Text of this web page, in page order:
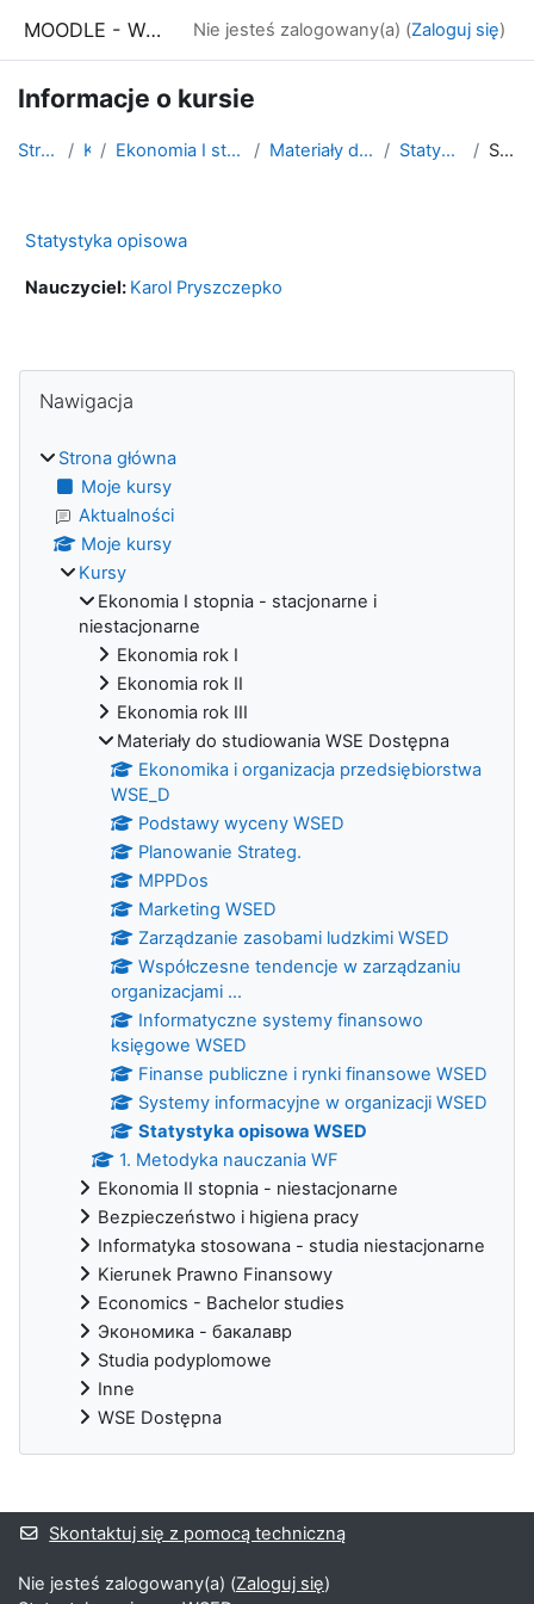
MOODLE - WSE Białystok Nie jesteś zalogowany(a) (Zaloguj się)
Informacje o kursie
Strona główna Kursy Ekonomia I stopnia - stacjonarne i niestacjonarne Materiały do studiowania WSE Dostępna Statystyka opisowa WSED Streszczenie
Statystyka opisowa
Nauczyciel: Karol Pryszczepko
Bloki
Nawigacja
Strona główna
Moje kursy
Aktualności
Moje kursy
Kursy
Ekonomia I stopnia - stacjonarne i
niestacjonarne
Ekonomia rok I
Ekonomia rok II
Ekonomia rok III
Materiały do studiowania WSE Dostępna
Ekonomika i organizacja przedsiębiorstwa
WSE_D
Podstawy wyceny WSED
Planowanie Strateg.
MPPDos
Marketing WSED
Zarządzanie zasobami ludzkimi WSED
Współczesne tendencje w zarządzaniu
organizacjami ...
Informatyczne systemy finansowo
księgowe WSED
Finanse publiczne i rynki finansowe WSED
Systemy informacyjne w organizacji WSED
Statystyka opisowa WSED
1. Metodyka nauczania WF
Ekonomia II stopnia - niestacjonarne
Bezpieczeństwo i higiena pracy
Informatyka stosowana - studia niestacjonarne
Kierunek Prawno Finansowy
Economics - Bachelor studies
Экономика - бакалавр
Studia podyplomowe
Inne
WSE Dostępna
Bloki uzupełniające
Skontaktuj się z pomocą techniczną
Nie jesteś zalogowany(a) (Zaloguj się)